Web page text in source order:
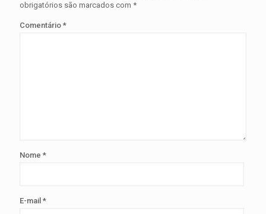
obrigatórios são marcados com *
Comentário *
Nome *
E-mail *